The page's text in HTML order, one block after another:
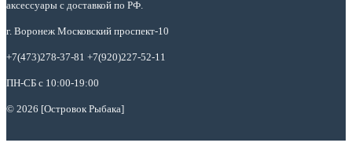
аксессуары с доставкой по РФ.
г. Воронеж Московский проспект-10
+7(473)278-37-81 +7(920)227-52-11
ПН-СБ с 10:00-19:00
© 2026 [Островок Рыбака]